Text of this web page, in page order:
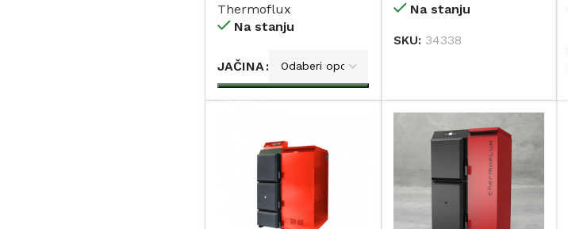
Thermoflux
Na stanju
JAČINA
DODAJ
Na stanju
DODAJ
SKU: 34338